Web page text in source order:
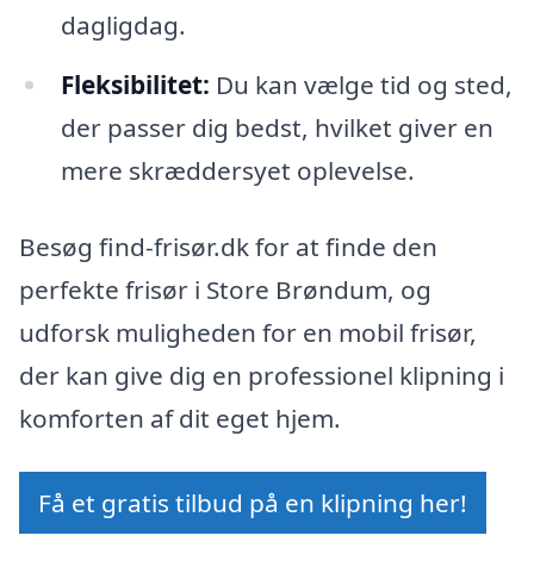
dagligdag.
Fleksibilitet: Du kan vælge tid og sted,
der passer dig bedst, hvilket giver en
mere skræddersyet oplevelse.
Besøg find-frisør.dk for at finde den
perfekte frisør i Store Brøndum, og
udforsk muligheden for en mobil frisør,
der kan give dig en professionel klipning i
komforten af dit eget hjem.
Få et gratis tilbud på en klipning her!